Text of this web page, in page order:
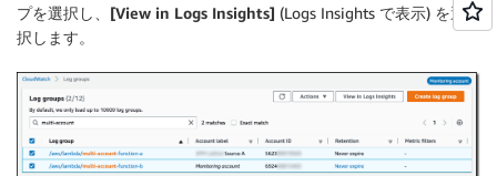
プを選択し、 [View in Logs Insights] (Logs Insights で表示) を選
択します。